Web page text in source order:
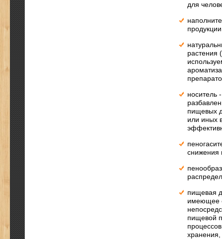
для
растения
носитель
пищевых
или иных
снижения
пищевая
имеющее
пищевой
хранения,